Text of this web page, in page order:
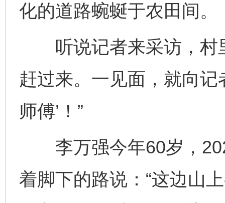
化的道路蜿蜒于农田间。
听说记者来采访，村
赶过来。一见面，就向记
师傅’！”
李万强今年60岁，
着脚下的路说：“这边山